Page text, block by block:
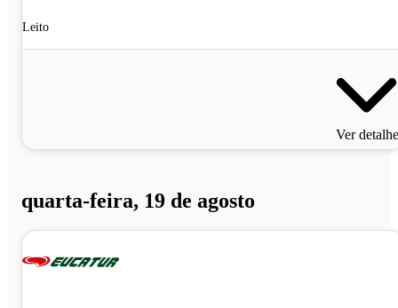
Leito
Ver
quarta-feira, 19 de agosto